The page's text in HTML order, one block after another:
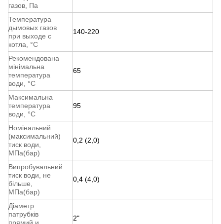
газов, Па
Температура
дымовых газов
при выходе с
котла, °С
140-220
Рекомендована
мінімальна
температура
води, °С
65
Максимальна
температура
води, °С
95
Номінальний
(максимальний)
тиск води,
МПа(бар)
0,2 (2,0)
Випробувальний
тиск води, не
більше,
МПа(бар)
0,4 (4,0)
Діаметр
патрубків
прямий и
2"